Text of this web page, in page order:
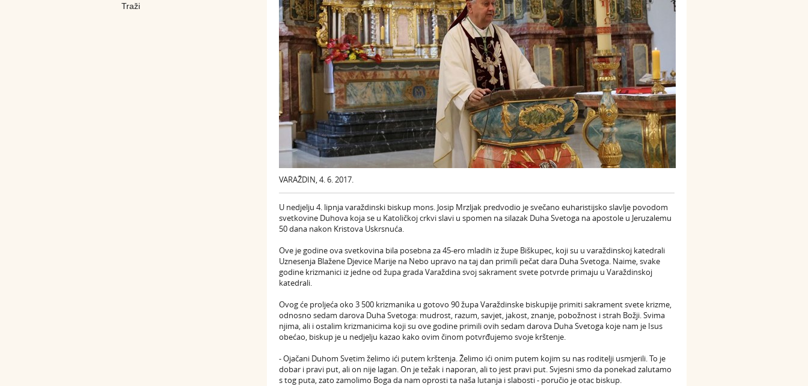
VARAŽDIN, 4. 6. 2017.
U nedjelju 4. lipnja varaždinski biskup mons. Josip Mrzljak predvodio je svečano euharistijsko slavlje povodom
svetkovine Duhova koja se u Katoličkoj crkvi slavi u spomen na silazak Duha Svetoga na apostole u Jeruzalemu
50 dana nakon Kristova Uskrsnuća.
Ove je godine ova svetkovina bila posebna za 45-ero mladih iz župe Biškupec, koji su u varaždinskoj katedrali
Uznesenja Blažene Djevice Marije na Nebo upravo na taj dan primili pečat dara Duha Svetoga. Naime, svake
godine krizmanici iz jedne od župa grada Varaždina svoj sakrament svete potvrde primaju u Varaždinskoj
katedrali.
Ovog će proljeća oko 3 500 krizmanika u gotovo 90 župa Varaždinske biskupije primiti sakrament svete krizme,
odnosno sedam darova Duha Svetoga: mudrost, razum, savjet, jakost, znanje, pobožnost i strah Božji. Svima
njima, ali i ostalim krizmanicima koji su ove godine primili ovih sedam darova Duha Svetoga koje nam je Isus
obećao, biskup je u nedjelju kazao kako ovim činom potvrđujemo svoje krštenje.
- Ojačani Duhom Svetim želimo ići putem krštenja. Želimo ići onim putem kojim su nas roditelji usmjerili. To je
dobar i pravi put, ali on nije lagan. On je težak i naporan, ali to jest pravi put. Svjesni smo da ponekad zalutamo
s tog puta, zato zamolimo Boga da nam oprosti ta naša lutanja i slabosti - poručio je otac biskup.